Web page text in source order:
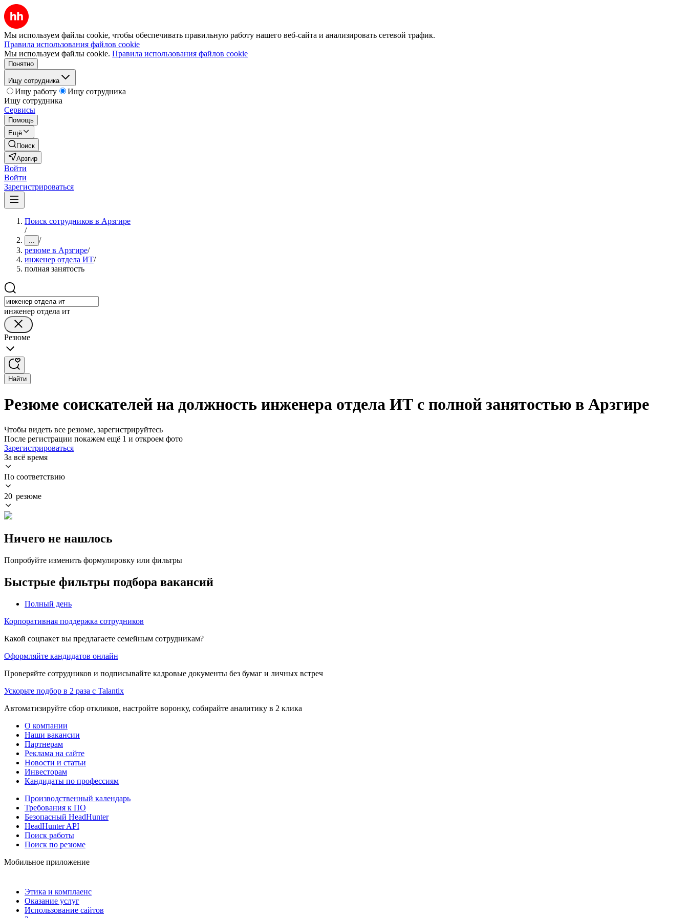
Мы используем файлы cookie, чтобы обеспечивать правильную работу нашего веб-сайта и анализировать сетевой трафик.
Правила использования файлов cookie
Мы используем файлы cookie. Правила использования файлов cookie
Понятно
Ищу сотрудника
Ищу работу
Ищу сотрудника
Ищу сотрудника
Сервисы
Помощь
Ещё
Поиск
Арзгир
Войти
Войти
Зарегистрироваться
Поиск сотрудников в Арзгире
/
... /
резюме в Арзгире/
инженер отдела ИТ/
полная занятость
инженер отдела ит
Резюме
Найти
Резюме соискателей на должность инженера отдела ИТ с полной занятостью в Арзгире
Чтобы видеть все резюме, зарегистрируйтесь
После регистрации покажем ещё 1 и откроем фото
Зарегистрироваться
За всё время
По соответствию
20 резюме
Ничего не нашлось
Попробуйте изменить формулировку или фильтры
Быстрые фильтры подбора вакансий
Полный день
Корпоративная поддержка сотрудников
Какой соцпакет вы предлагаете семейным сотрудникам?
Оформляйте кандидатов онлайн
Проверяйте сотрудников и подписывайте кадровые документы без бумаг и личных встреч
Ускорьте подбор в 2 раза с Talantix
Автоматизируйте сбор откликов, настройте воронку, собирайте аналитику в 2 клика
О компании
Наши вакансии
Партнерам
Реклама на сайте
Новости и статьи
Инвесторам
Кандидаты по профессиям
Производственный календарь
Требования к ПО
Безопасный HeadHunter
HeadHunter API
Поиск работы
Поиск по резюме
Мобильное приложение
Этика и комплаенс
Оказание услуг
Использование сайтов